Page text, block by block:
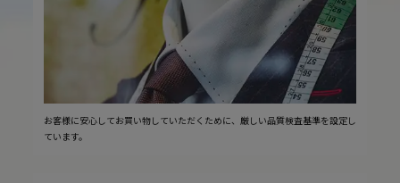
お客様に安心してお買い物していただくために、厳しい品質検査基準を設定し
ています。